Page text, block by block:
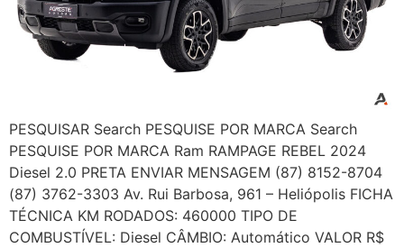
PESQUISAR Search PESQUISE POR MARCA Search
PESQUISE POR MARCA Ram RAMPAGE REBEL 2024
Diesel 2.0 PRETA ENVIAR MENSAGEM (87) 8152-8704
(87) 3762-3303 Av. Rui Barbosa, 961 – Heliópolis FICHA
TÉCNICA KM RODADOS: 460000 TIPO DE
COMBUSTÍVEL: Diesel CÂMBIO: Automático VALOR R$